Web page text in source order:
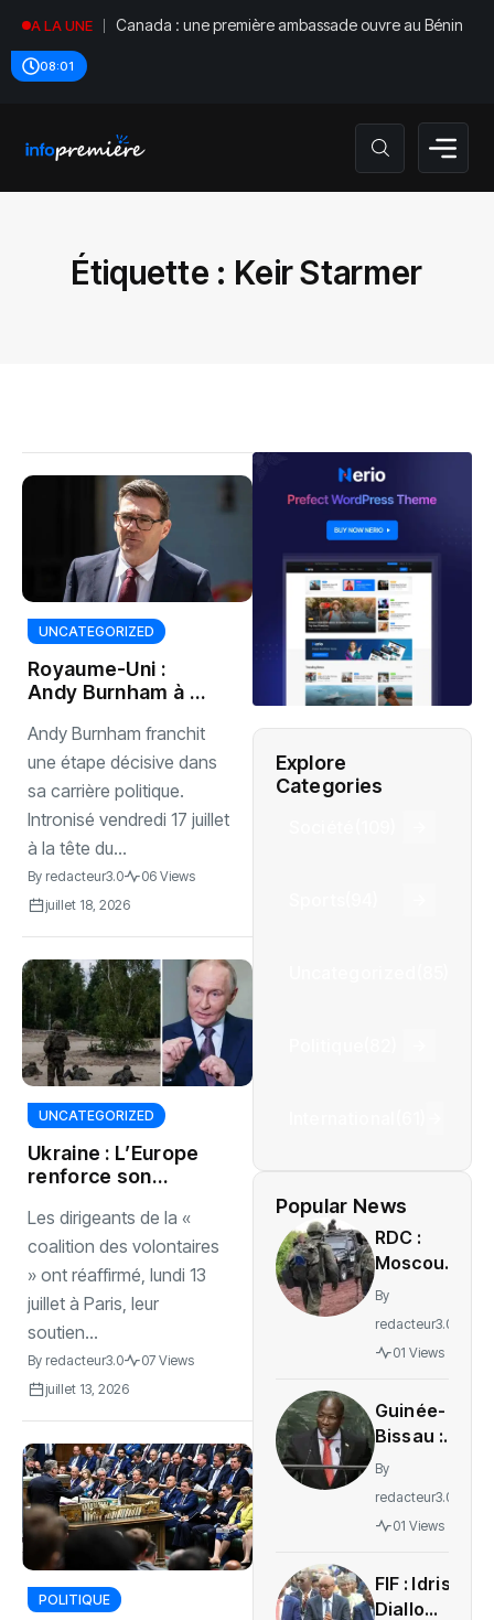
A LA UNE Canada : une première ambassade ouvre au Bénin
08:01
Étiquette : Keir Starmer
UNCATEGORIZED
Royaume-Uni :
Andy Burnham à la
travailliste
britannique
Andy Burnham franchit
une étape décisive dans
sa carrière politique.
Intronisé vendredi 17 juillet
à la tête du...
By redacteur3.0
06 Views
juillet 18, 2026
UNCATEGORIZED
Ukraine : L’Europe
renforce son
malgré les
critiques russes
persistantes
Les dirigeants de la «
coalition des volontaires
» ont réaffirmé, lundi 13
juillet à Paris, leur
soutien...
By redacteur3.0
07 Views
juillet 13, 2026
POLITIQUE
Explore
Categories
Popular News
RDC :
Moscou
accuse
le M23
preuves
tangibles
By
redacteur3.0
01 Views
Guinée-
Bissau :
Domingos
transféré
Portugal
pour
By
redacteur3.0
01 Views
‎FIF : Idriss
Diallo